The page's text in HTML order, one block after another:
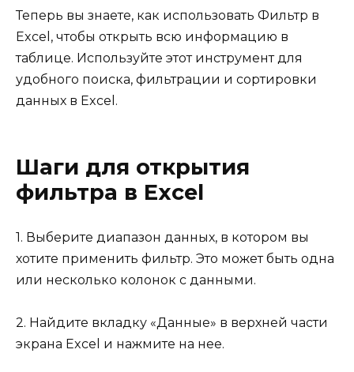
Теперь вы знаете, как использовать Фильтр в
Excel, чтобы открыть всю информацию в
таблице. Используйте этот инструмент для
удобного поиска, фильтрации и сортировки
данных в Excel.
Шаги для открытия
фильтра в Excel
1. Выберите диапазон данных, в котором вы
хотите применить фильтр. Это может быть одна
или несколько колонок с данными.
2. Найдите вкладку «Данные» в верхней части
экрана Excel и нажмите на нее.